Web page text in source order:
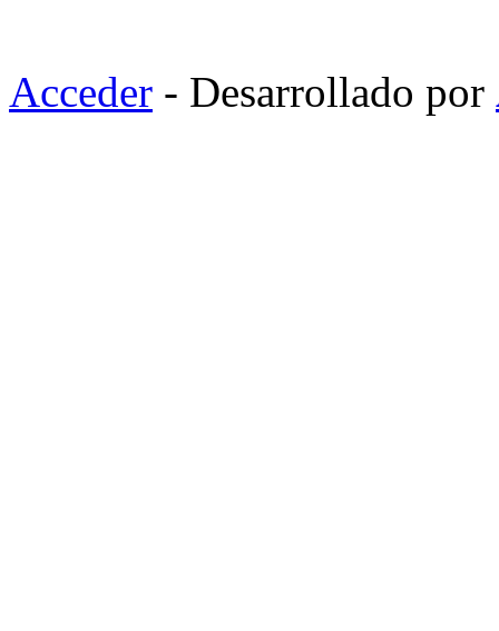
Acceder - Desarrollado por